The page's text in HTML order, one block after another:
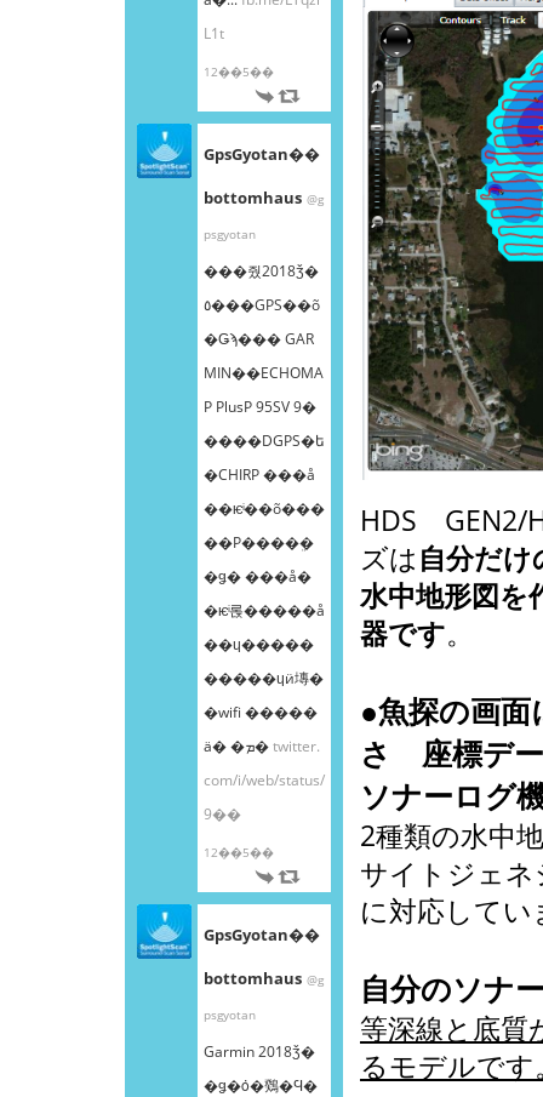
L1t
12��5��
GpsGyotan��
bottomhaus @g
psgyotan
���줬2018ǯ�
٥���GPS��õ
�Ǥϡ��� GAR
MIN��ECHOMA
P PlusP 95SV 9�
����DGPS�ե
�CHIRP ���å
��ѥͥ��õ���
��Ρ����ܸ�
�ǥ� ���å�
�ѥͥ롡�����å
��ɥ�����
�����ɥӥ塼�
�wifi �����
ä� �ܡ�twitter.
com/i/web/status/
9��
12��5��
GpsGyotan��
bottomhaus @g
psgyotan
Garmin 2018ǯ�
�ǥ�ȯ�䳫�Ϥ�
HDS GEN2/
ズは自分だ
水中地形図を
器です。
●魚探の画
さ 座標デ
ソナーログ
2種類の水中
サイトジェネ
に対応してい
自分のソナ
等深線と底質
るモデルです